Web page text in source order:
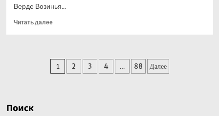
Верде Возинья...
Читать далееПрочитать
сборной
Кабо-
Пагинация
1 2 3 4 … 88 Далее
Поиск